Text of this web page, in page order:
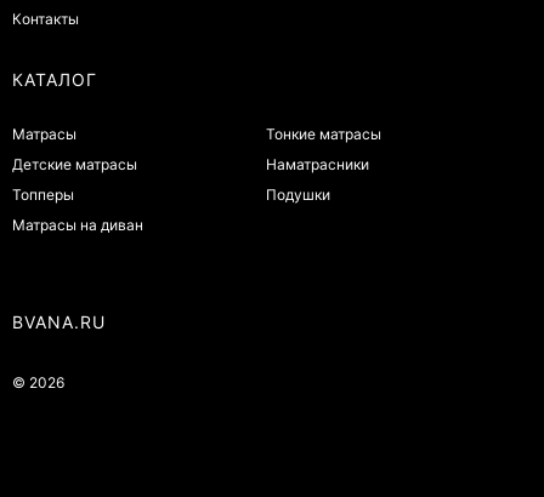
Контакты
КАТАЛОГ
Матрасы
Детские матрасы
Топперы
Матрасы на диван
Тонкие матрасы
Наматрасники
Подушки
BVANA.RU
© 2026